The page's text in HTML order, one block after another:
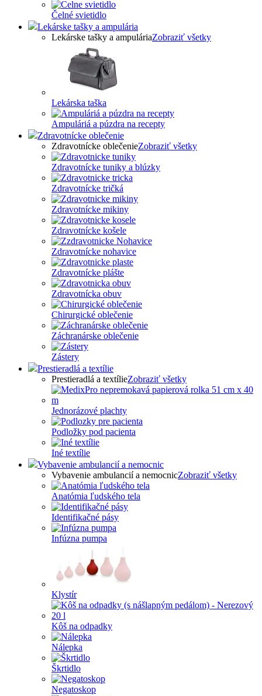
Čelné svietidlo
Lekárske tašky a ampulária
Lekárske tašky a ampuláriaZobraziť všetky
Lekárska taška
Ampuláriá a púzdra na recepty
Zdravotnícke oblečenie
Zdravotnícke oblečenieZobraziť všetky
Zdravotnícke tuniky a blúzky
Zdravotnícke tričká
Zdravotnícke mikiny
Zdravotnícke košele
Zdravotnícke nohavice
Zdravotnícke plášte
Zdravotnícka obuv
Chirurgické oblečenie
Záchranárske oblečenie
Zástery
Prestieradlá a textílie
Prestieradlá a textílieZobraziť všetky
Jednorázové plachty
Podložky pod pacienta
Iné textílie
Vybavenie ambulancií a nemocnic
Vybavenie ambulancií a nemocnicZobraziť všetky
Anatómia ľudského tela
Identifikačné pásy
Infúzna pumpa
Klystír
Kôš na odpadky
Nálepka
Škrtidlo
Negatoskop